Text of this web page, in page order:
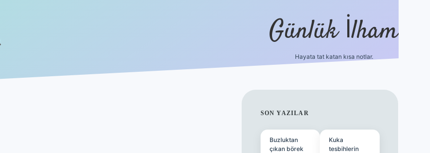
Günlük İlham
Hayata tat katan kısa notlar.
SIDEBAR
SON YAZILAR
Buzluktan
çıkan börek
Kuka
tesbihlerin
betci